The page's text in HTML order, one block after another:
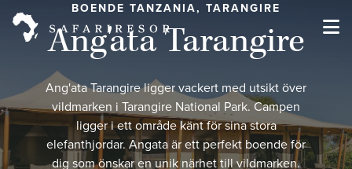
BOENDE TANZANIA, TARANGIRE
Ang'ata Tarangire
Ang'ata Tarangire ligger vackert med utsikt över
vildmarken i Tarangire National Park. Campen
ligger i ett område känt för sina stora
elefanthjordar. Angata är ett perfekt boende för
dig som önskar en unik närhet till vildmarken.